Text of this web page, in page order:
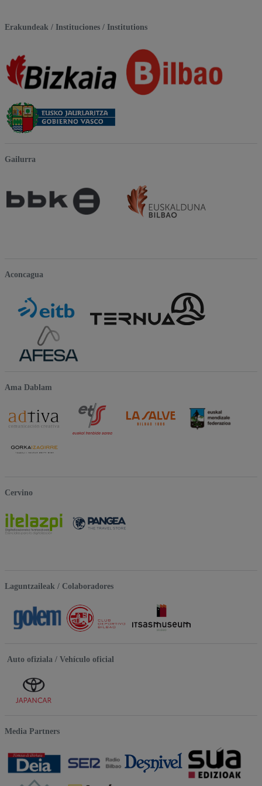
Erakundeak / Instituciones / Institutions
Gailurra
Aconcagua
Ama Dablam
Cervino
Laguntzaileak / Colaboradores
Auto ofiziala / Vehículo oficial
Media Partners